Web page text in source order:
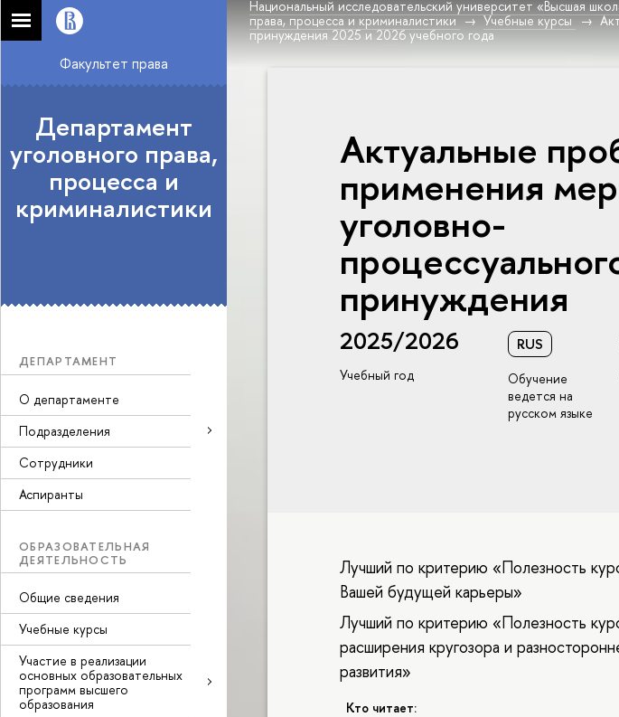
Национальный исследовательский университет «Высшая
права, процесса и криминалистики
Учебные курсы
принуждения 2025 и 2026 учебного года
Факультет права
Департамент
уголовного права,
процесса и
криминалистики
ДЕПАРТАМЕНТ
О департаменте
Подразделения
Сотрудники
Аспиранты
ОБРАЗОВАТЕЛЬНАЯ
ДЕЯТЕЛЬНОСТЬ
Общие сведения
Учебные курсы
Участие в реализации
основных образовательных
программ высшего
образования
Актуальные
применения мер
уголовно-
принуждения
2025/2026
Учебный год
RUS
Обучение
ведется на
русском языке
Лучший по критерию «Полезность
Вашей будущей карьеры»
Лучший по критерию «Полезность
расширения кругозора и
развития»
Кто читает: